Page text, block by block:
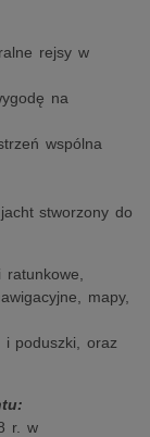
rejsy w
na
wspólna
stworzony do
mapy,
i poduszki, oraz
r. w